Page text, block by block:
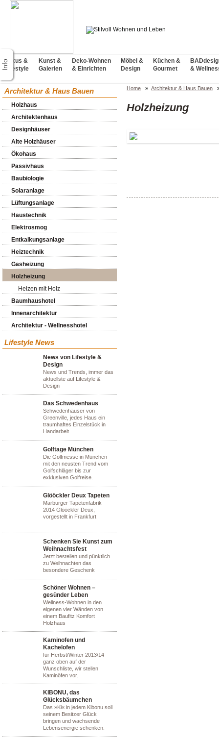
Luxus &
Lifestyle
Kunst &
Galerien
Deko-Wohnen
& Einrichten
Möbel &
Design
Küchen &
Gourmet
&
Architektur & Haus Bauen
Holzhaus
Architektenhaus
Designhäuser
Alte Holzhäuser
Ökohaus
Passivhaus
Baubiologie
Solaranlage
Lüftungsanlage
Haustechnik
Elektrosmog
Entkalkungsanlage
Heiztechnik
Gasheizung
Holzheizung
Heizen mit Holz
Baumhaushotel
Innenarchitektur
Architektur - Wellnesshotel
Lifestyle News
News von Lifestyle &
Design
News und Trends, immer das
aktuellste auf Lifestyle &
Design
Das Schwedenhaus
Schwedenhäuser von
Greenville, jedes Haus ein
traumhaftes Einzelstück in
Handarbeit.
Golftage München
Die Golfmesse in München
mit den neusten Trend vom
Golfschläger bis zur
exklusiven Golfreise.
Glööckler Deux Tapeten
Marburger Tapetenfabrik
2014 Glööckler Deux,
vorgestellt in Frankfurt
Schenken Sie Kunst zum
Weihnachtsfest
Jetzt bestellen und pünktlich
zu Weihnachten das
besondere Geschenk
Schöner Wohnen –
gesünder Leben
Wellness-Wohnen in den
eigenen vier Wänden von
einem Baufitz Komfort
Holzhaus
Kaminofen und
Kachelofen
für Herbst/Winter 2013/14
ganz oben auf der
Wunschliste, wir stellen
Kaminöfen vor.
KIBONU, das
Glücksbäumchen
Das »Ki« in jedem Kibonu soll
seinem Besitzer Glück
bringen und wachsende
Lebensenergie schenken.
Home » Architektur & Haus Bauen
Holzheizung